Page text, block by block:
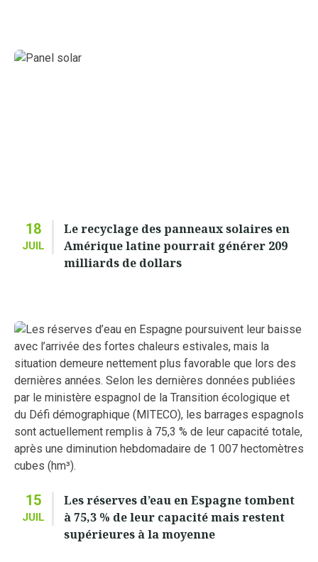
18
JUIL
Le recyclage des panneaux solaires en
Amérique latine pourrait générer 209
milliards de dollars
15
JUIL
Les réserves d’eau en Espagne tombent
à 75,3 % de leur capacité mais restent
supérieures à la moyenne